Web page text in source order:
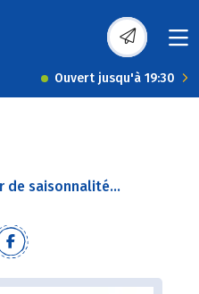
Ouvert jusqu'à 19:30
de saisonnalité...